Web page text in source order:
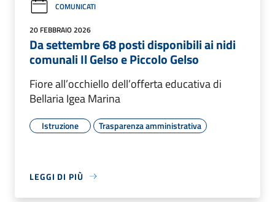
COMUNICATI
20 FEBBRAIO 2026
Da settembre 68 posti disponibili ai nidi
comunali Il Gelso e Piccolo Gelso
Fiore all’occhiello dell’offerta educativa di
Bellaria Igea Marina
Istruzione Trasparenza amministrativa
LEGGI DI PIÙ